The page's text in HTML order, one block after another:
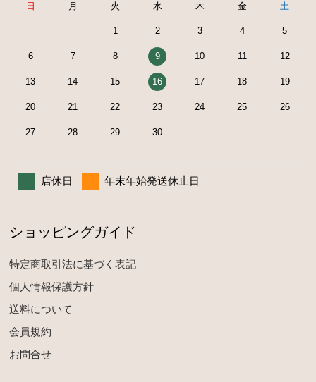
日 月 火 水 木 金 土
1 2 3 4 5
6 7 8 9 10 11 12
13 14 15 16 17 18 19
20 21 22 23 24 25 26
27 28 29 30
店休日 年末年始発送休止日
ショッピングガイド
特定商取引法に基づく表記
個人情報保護方針
送料について
会員規約
お問合せ